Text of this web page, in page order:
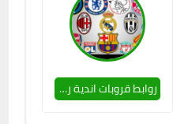
روابط قروبات اندية رياضية